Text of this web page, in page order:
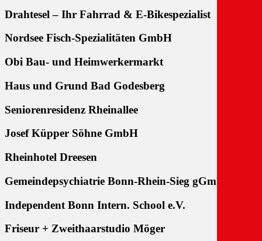
Drahtesel – Ihr Fahrrad & E-Bikespezialist
Nordsee Fisch-Spezialitäten GmbH
Obi Bau- und Heimwerkermarkt
Haus und Grund Bad Godesberg
Seniorenresidenz Rheinallee
Josef Küpper Söhne GmbH
Rheinhotel Dreesen
Gemeindepsychiatrie Bonn-Rhein-Sieg gGmbH
Independent Bonn Intern. School e.V.
Friseur + Zweithaarstudio Möger